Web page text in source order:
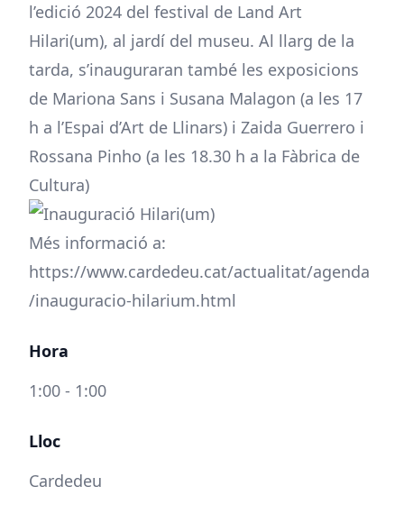
l’edició 2024 del festival de Land Art
Hilari(um), al jardí del museu. Al llarg de la
tarda, s’inauguraran també les exposicions
de Mariona Sans i Susana Malagon (a les 17
h a l’Espai d’Art de Llinars) i Zaida Guerrero i
Rossana Pinho (a les 18.30 h a la Fàbrica de
Cultura)
Més informació a:
https://www.cardedeu.cat/actualitat/agenda
/inauguracio-hilarium.html
Hora
1:00 - 1:00
Lloc
Cardedeu